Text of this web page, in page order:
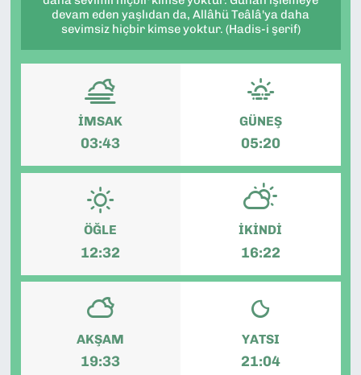
devam eden yaşlıdan da, Allâhü Teâlâ'ya daha
sevimsiz hiçbir kimse yoktur. (Hadis-i şerif)
İMSAK
03:43
GÜNEŞ
05:20
ÖĞLE
12:32
İKINDI
16:22
AKŞAM
19:33
YATSI
21:04
SAĞLIK
TEKNOLOJİ
YAŞAM
YEREL YÖNETİMLER